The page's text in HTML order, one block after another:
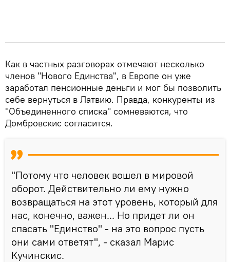
Как в частных разговорах отмечают несколько
членов "Нового Единства", в Европе он уже
заработал пенсионные деньги и мог бы позволить
себе вернуться в Латвию. Правда, конкуренты из
"Объединенного списка" сомневаются, что
Домбровскис согласится.
"Потому что человек вошел в мировой
оборот. Действительно ли ему нужно
возвращаться на этот уровень, который для
нас, конечно, важен... Но придет ли он
спасать "Единство" - на это вопрос пусть
они сами ответят", - сказал Мариc
Кучинскис.